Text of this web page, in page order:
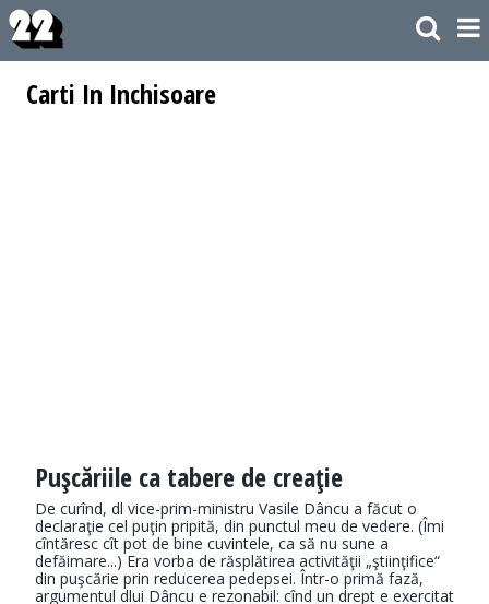
Carti In Inchisoare
Puşcăriile ca tabere de creaţie
De curînd, dl vice-prim-ministru Vasile Dâncu a făcut o
declaraţie cel puţin pripită, din punctul meu de vedere. (Îmi
cîntăresc cît pot de bine cuvintele, ca să nu sune a
defăimare...) Era vorba de răsplătirea activităţii „ştiinţifice“
din puşcărie prin reducerea pedepsei. Într-o primă fază,
argumentul dlui Dâncu e rezonabil: cînd un drept e exercitat